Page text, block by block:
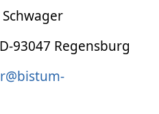
93047 Regensburg